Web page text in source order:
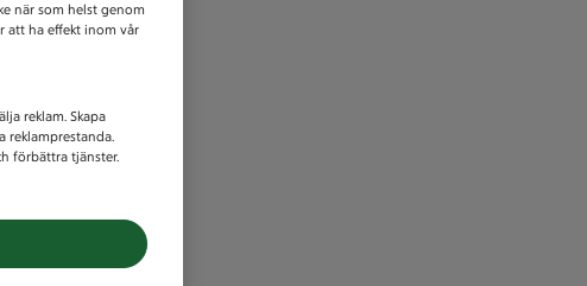
när som helst genom
att ha effekt inom vår
reklam. Skapa
reklamprestanda.
förbättra tjänster.